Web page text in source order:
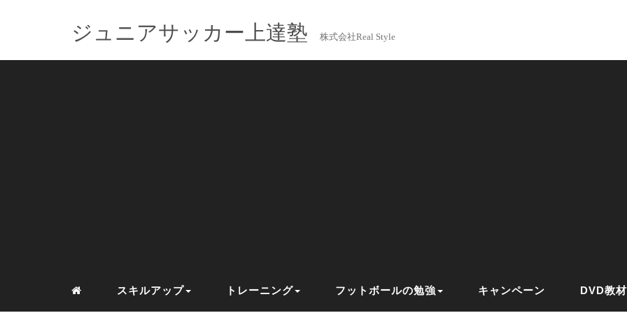
ジュニアサッカー上達塾 株式会社Real Style
スキルアップ トレーニング フットボールの勉強 キャンペーン DVD教材